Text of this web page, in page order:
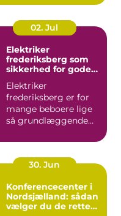
02. Jul
Elektriker
frederiksberg som
sikkerhed for gode
Elektriker
frederiksberg er for
mange beboere lige
så grundlæggende
varmekilder og...
30. Jun
Konferencecenter i
Nordsjælland: sådan
vælger du de rette